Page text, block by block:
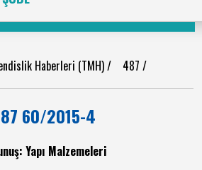
Haberleri (TMH)/ 487 /
60/2015-4
Yapı Malzemeleri